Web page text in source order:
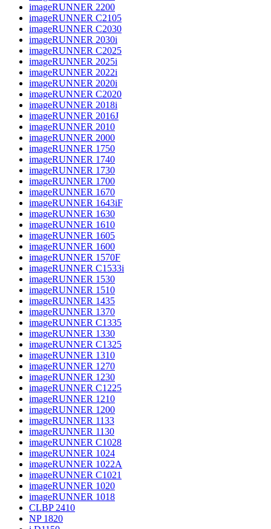
imageRUNNER 2200
imageRUNNER C2105
imageRUNNER C2030
imageRUNNER 2030i
imageRUNNER C2025
imageRUNNER 2025i
imageRUNNER 2022i
imageRUNNER 2020i
imageRUNNER C2020
imageRUNNER 2018i
imageRUNNER 2016J
imageRUNNER 2010
imageRUNNER 2000
imageRUNNER 1750
imageRUNNER 1740
imageRUNNER 1730
imageRUNNER 1700
imageRUNNER 1670
imageRUNNER 1643iF
imageRUNNER 1630
imageRUNNER 1610
imageRUNNER 1605
imageRUNNER 1600
imageRUNNER 1570F
imageRUNNER C1533i
imageRUNNER 1530
imageRUNNER 1510
imageRUNNER 1435
imageRUNNER 1370
imageRUNNER C1335
imageRUNNER 1330
imageRUNNER C1325
imageRUNNER 1310
imageRUNNER 1270
imageRUNNER 1230
imageRUNNER C1225
imageRUNNER 1210
imageRUNNER 1200
imageRUNNER 1133
imageRUNNER 1130
imageRUNNER C1028
imageRUNNER 1024
imageRUNNER 1022A
imageRUNNER C1021
imageRUNNER 1020
imageRUNNER 1018
CLBP 2410
NP 1820